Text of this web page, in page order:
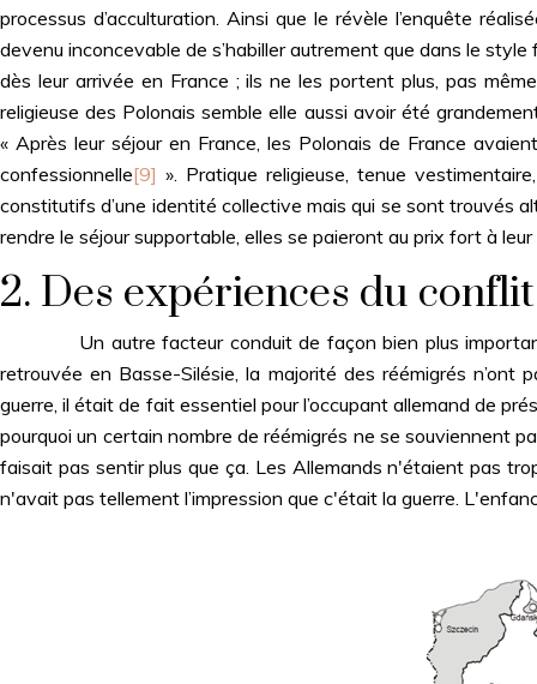
processus d’acculturation. Ainsi que le révèle l’enquête
devenu inconcevable de s’habiller autrement que dans le
dès leur arrivée en France ; ils ne les portent plus, pas
religieuse des Polonais semble elle aussi avoir été
« Après leur séjour en France, les Polonais de France
confessionnelle[9] ». Pratique religieuse, tenue
constitutifs d’une identité collective mais qui se sont trouvés
rendre le séjour supportable, elles se paieront au prix fort à
2. Des expériences du
Un autre facteur conduit de façon bien plus importante
retrouvée en Basse-Silésie, la majorité des réémigrés
guerre, il était de fait essentiel pour l’occupant allemand de
pourquoi un certain nombre de réémigrés ne se souviennent
faisait pas sentir plus que ça. Les Allemands n'étaient pas
n'avait pas tellement l’impression que c'était la guerre.